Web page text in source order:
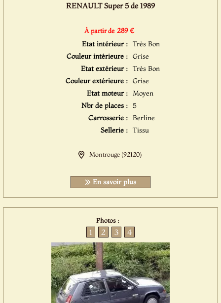
RENAULT Super 5 de 1989
À partir de 289 €
Etat intérieur : Très Bon
Couleur intérieure : Grise
Etat extérieur : Très Bon
Couleur extérieure : Grise
Etat moteur : Moyen
Nbr de places : 5
Carrosserie : Berline
Sellerie : Tissu
Montrouge (92120)
En savoir plus
Photos :
1 2 3 4